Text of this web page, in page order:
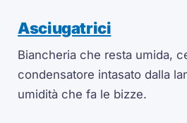
Asciugatrici
Biancheria che resta umida,
condensatore intasato dalla
umidità che fa le bizze.